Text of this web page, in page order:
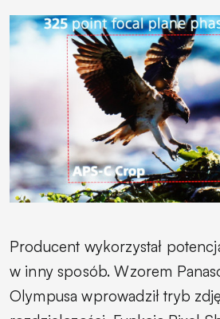
Producent wykorzystał
w inny sposób. Wzorem
Olympusa wprowadził tryb